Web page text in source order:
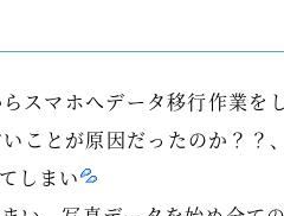
スマホへデータ移行作業を
ことが原因だったのか？
しまい